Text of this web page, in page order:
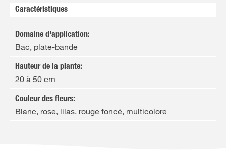
Caractéristiques
Domaine d'application:
Bac, plate-bande
Hauteur de la plante:
20 à 50 cm
Couleur des fleurs:
Blanc, rose, lilas, rouge foncé, multicolore